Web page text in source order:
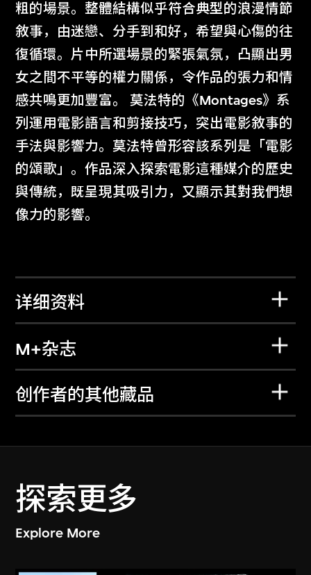
粗的場景。整體結構似乎符合典型的浪漫情節
敘事，由迷戀、分手到和好，希望與心傷的往
復循環。片中所選場景的緊張氣氛，凸顯出男
女之間不平等的權力關係，令作品的張力和情
感共鳴更加豐富。 莫法特的《Montages》系
列運用電影語言和剪接技巧，突出電影敘事的
手法與影響力。莫法特曾形容該系列是「電影
的頌歌」。作品深入探索電影這種媒介的歷史
與傳統，既呈現其吸引力，又顯示其對我們想
像力的影響。
详细资料
M+杂志
创作者的其他藏品
探索更多
Explore More